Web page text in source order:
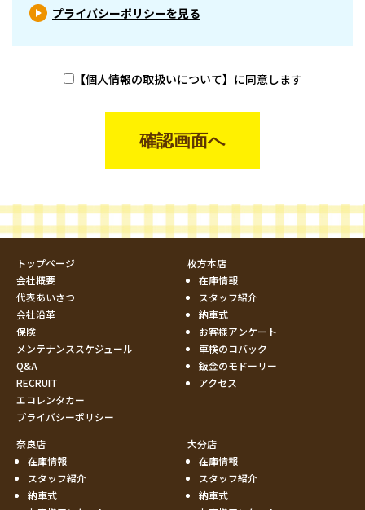
プライバシーポリシーを見る
【個人情報の取扱いについて】に同意します
トップページ
会社概要
代表あいさつ
会社沿革
保険
メンテナンススケジュール
Q&A
RECRUIT
エコレンタカー
プライバシーポリシー
枚方本店
在庫情報
スタッフ紹介
納車式
お客様アンケート
車検のコバック
鈑金のモドーリー
アクセス
奈良店
在庫情報
スタッフ紹介
納車式
大分店
在庫情報
スタッフ紹介
納車式